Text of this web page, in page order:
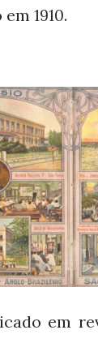
em 1910.
em